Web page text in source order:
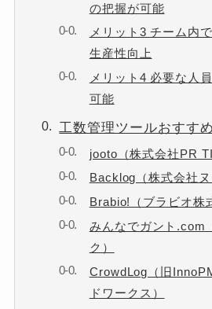
の把握が可能
メリット3 チーム内
生産性向上
メリット4 必要な人
可能
工数管理ツールおすす
jooto（株式会社PR
Backlog（株式会社ヌ
Brabio!（ブラビオ株
みんなでガント.com
ク）
CrowdLog（旧
ドワークス）